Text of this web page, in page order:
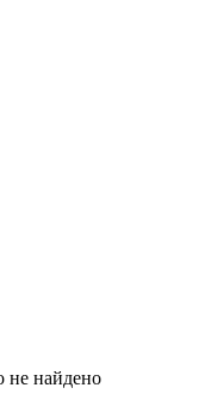
не найдено